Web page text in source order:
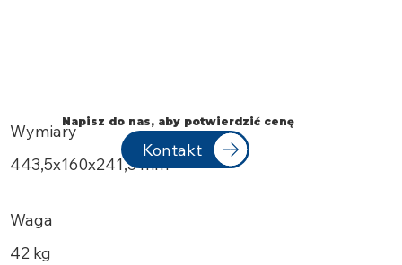
Wymiary
443,5x160x241,3 mm
Waga
42 kg
Napisz do nas, aby potwierdzić cenę
Kontakt